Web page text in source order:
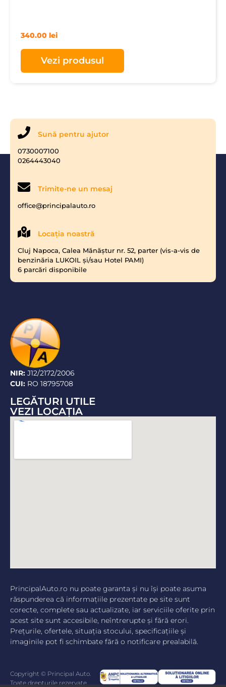
340.00 lei
Vezi produsul
Sună pentru ajutor
0730007100
0264443040
Trimite-ne un mesaj
office@principalauto.ro
Locaţia noastră
Cluj Napoca, Calea Mănăştur nr. 52, parter (vis-a-vis de
benzinăria LUKOIL şi/sau Hotel PAMI)
6 parcări disponibile
NIR: J12/2172/2006
CUI: RO 18795708
LEGĂTURI UTILE
VEZI LOCAŢIA
PrincipalAuto.ro nu poate garanta şi nu îşi poate asuma
răspunderea că informaţiile prezentate pe site sunt
corecte, complete sau actualizate, iar serviciile oferite prin
acest site sunt accesibile, neîntrerupte şi fără erori.
Preţurile, ofertele, situaţia stocului, specificaţiile şi
imaginile pot fi schimbate fără o notificare prealabilă.
Copyright © Principal Auto.
Toate drepturile rezervate.